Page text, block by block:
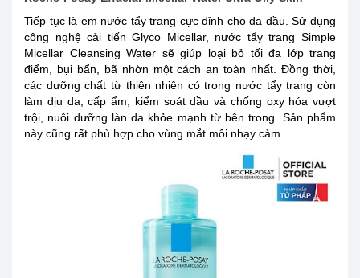
Tiếp tục là em nước tẩy trang cực đỉnh cho da dầu. Sử dụng
công nghệ cải tiến Glyco Micellar, nước tẩy trang Simple
Micellar Cleansing Water sẽ giúp loại bỏ tối đa lớp trang
điểm, bụi bẩn, bã nhờn một cách an toàn nhất. Đồng thời,
các dưỡng chất từ thiên nhiên có trong nước tẩy trang còn
làm dịu da, cấp ẩm, kiểm soát dầu và chống oxy hóa vượt
trội, nuôi dưỡng làn da khỏe mạnh từ bên trong. Sản phẩm
này cũng rất phù hợp cho vùng mắt môi nhạy cảm.